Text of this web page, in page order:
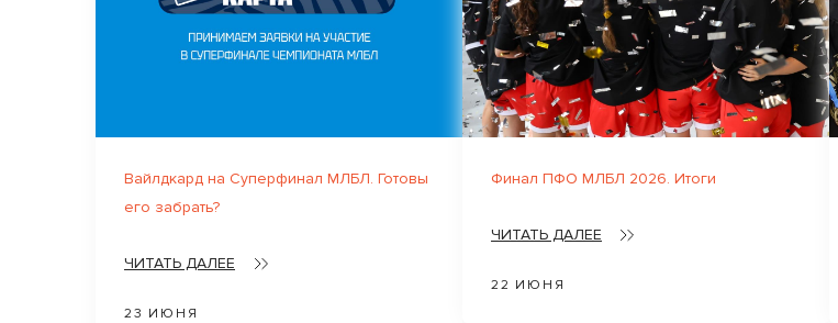
Вайлдкард на Суперфинал МЛБЛ. Готовы
его забрать?
ЧИТАТЬ ДАЛЕЕ
23 ИЮНЯ
Финал ПФО МЛБЛ 2026. Итоги
ЧИТАТЬ ДАЛЕЕ
22 ИЮНЯ